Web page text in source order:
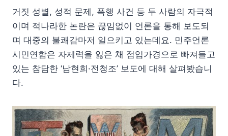
거짓 성별, 성적 문제, 폭행 사건 등 두 사람의 자극적
이며 적나라한 논란은 끊임없이 언론을 통해 보도되
며 대중의 불쾌감마저 일으키고 있는데요. 민주언론
시민연합은 자제력을 잃은 채 점입가경으로 빠져들고
있는 참담한 ‘남현희·전청조’ 보도에 대해 살펴봤습니
다.